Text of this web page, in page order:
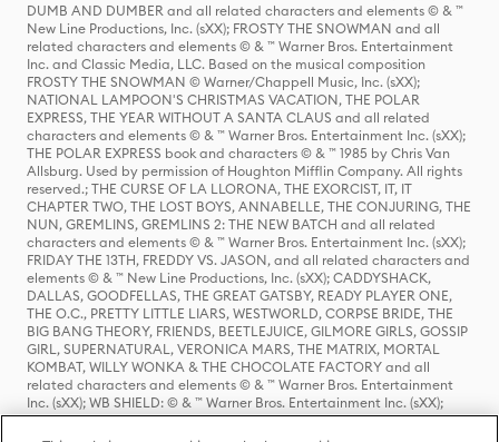
DUMB AND DUMBER and all related characters and elements © & ™
New Line Productions, Inc. (sXX); FROSTY THE SNOWMAN and all
related characters and elements © & ™ Warner Bros. Entertainment
Inc. and Classic Media, LLC. Based on the musical composition
FROSTY THE SNOWMAN © Warner/Chappell Music, Inc. (sXX);
NATIONAL LAMPOON'S CHRISTMAS VACATION, THE POLAR
EXPRESS, THE YEAR WITHOUT A SANTA CLAUS and all related
characters and elements © & ™ Warner Bros. Entertainment Inc. (sXX);
THE POLAR EXPRESS book and characters © & ™ 1985 by Chris Van
Allsburg. Used by permission of Houghton Mifflin Company. All rights
reserved.; THE CURSE OF LA LLORONA, THE EXORCIST, IT, IT
CHAPTER TWO, THE LOST BOYS, ANNABELLE, THE CONJURING, THE
NUN, GREMLINS, GREMLINS 2: THE NEW BATCH and all related
characters and elements © & ™ Warner Bros. Entertainment Inc. (sXX);
FRIDAY THE 13TH, FREDDY VS. JASON, and all related characters and
elements © & ™ New Line Productions, Inc. (sXX); CADDYSHACK,
DALLAS, GOODFELLAS, THE GREAT GATSBY, READY PLAYER ONE,
THE O.C., PRETTY LITTLE LIARS, WESTWORLD, CORPSE BRIDE, THE
BIG BANG THEORY, FRIENDS, BEETLEJUICE, GILMORE GIRLS, GOSSIP
GIRL, SUPERNATURAL, VERONICA MARS, THE MATRIX, MORTAL
KOMBAT, WILLY WONKA & THE CHOCOLATE FACTORY and all
related characters and elements © & ™ Warner Bros. Entertainment
Inc. (sXX); WB SHIELD: © & ™ Warner Bros. Entertainment Inc. (sXX);
HOUSE OF THE DRAGON, GAME OF THRONES, and all related
characters and elements © & ™ Home Box Office, Inc. (sXX); CHILLING